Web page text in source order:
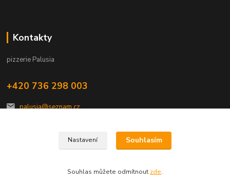
Kontakty
pizzerie Palusia
+420 736 298 003
palusia@seznam.cz
Nastavení Souhlasím
Souhlas můžete odmítnout zde.